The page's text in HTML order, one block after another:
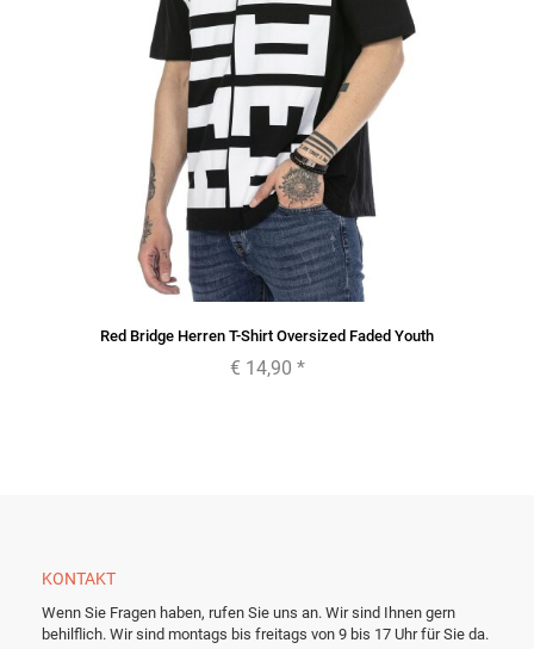
Red Bridge Herren T-Shirt Oversized Faded Youth
€ 14,90 *
KONTAKT
Wenn Sie Fragen haben, rufen Sie uns an. Wir sind Ihnen gern
behilflich. Wir sind montags bis freitags von 9 bis 17 Uhr für Sie da.